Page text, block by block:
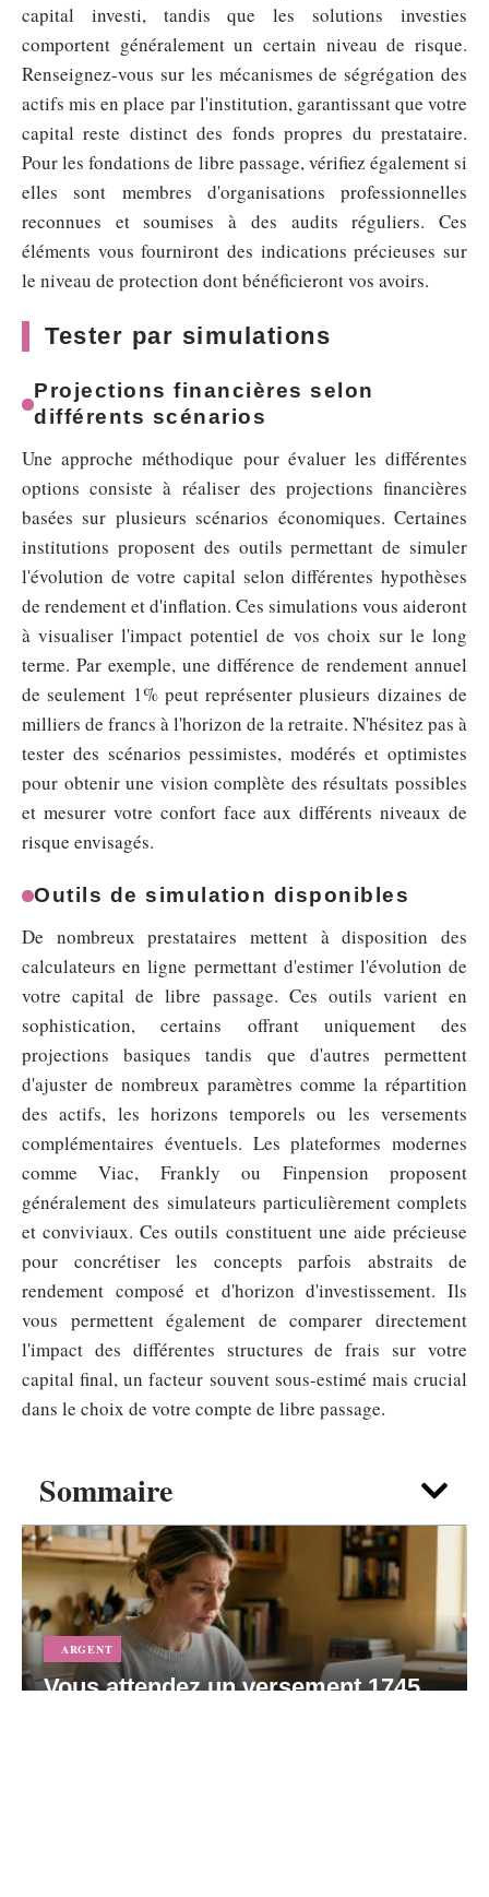
Sommaire
ARGENT
Vous attendez un versement 1745
capital investi, tandis que les solutions investies
comportent généralement un certain niveau de risque.
Renseignez-vous sur les mécanismes de ségrégation des
actifs mis en place par l'institution, garantissant que votre
capital reste distinct des fonds propres du prestataire.
Pour les fondations de libre passage, vérifiez également si
elles sont membres d'organisations professionnelles
reconnues et soumises à des audits réguliers. Ces
éléments vous fourniront des indications précieuses sur
le niveau de protection dont bénéficieront vos avoirs.
Tester par simulations
Projections financières selon
différents scénarios
Une approche méthodique pour évaluer les différentes
options consiste à réaliser des projections financières
basées sur plusieurs scénarios économiques. Certaines
institutions proposent des outils permettant de simuler
l'évolution de votre capital selon différentes hypothèses
de rendement et d'inflation. Ces simulations vous aideront
à visualiser l'impact potentiel de vos choix sur le long
terme. Par exemple, une différence de rendement annuel
de seulement 1% peut représenter plusieurs dizaines de
milliers de francs à l'horizon de la retraite. N'hésitez pas à
tester des scénarios pessimistes, modérés et optimistes
pour obtenir une vision complète des résultats possibles
et mesurer votre confort face aux différents niveaux de
risque envisagés.
Outils de simulation disponibles
De nombreux prestataires mettent à disposition des
calculateurs en ligne permettant d'estimer l'évolution de
votre capital de libre passage. Ces outils varient en
sophistication, certains offrant uniquement des
projections basiques tandis que d'autres permettent
d'ajuster de nombreux paramètres comme la répartition
des actifs, les horizons temporels ou les versements
complémentaires éventuels. Les plateformes modernes
comme Viac, Frankly ou Finpension proposent
généralement des simulateurs particulièrement complets
et conviviaux. Ces outils constituent une aide précieuse
pour concrétiser les concepts parfois abstraits de
rendement composé et d'horizon d'investissement. Ils
vous permettent également de comparer directement
l'impact des différentes structures de frais sur votre
capital final, un facteur souvent sous-estimé mais crucial
dans le choix de votre compte de libre passage.